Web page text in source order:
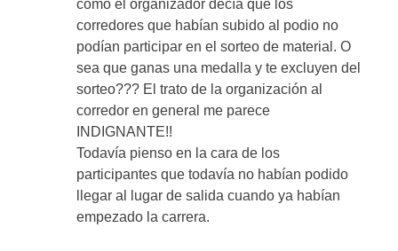
como el organizador decía que los
corredores que habían subido al podio no
podían participar en el sorteo de material. O
sea que ganas una medalla y te excluyen del
sorteo??? El trato de la organización al
corredor en general me parece
INDIGNANTE!!
Todavía pienso en la cara de los
participantes que todavía no habían podido
llegar al lugar de salida cuando ya habían
empezado la carrera.